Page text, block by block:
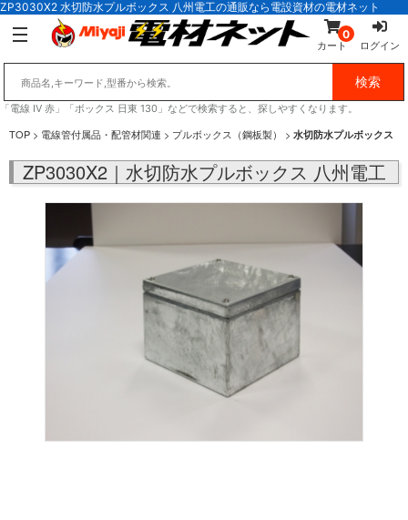
ZP3030X2 水切防水プルボックス 八州電工の通販なら電設資材の電材ネット
0
カート ログイン
「電線 IV 赤」「ボックス 日東 130」などで検索すると、探しやすくなります。
TOP > 電線管付属品・配管材関連 > プルボックス（鋼板製） > 水切防水プルボックス
ZP3030X2｜水切防水プルボックス 八州電工